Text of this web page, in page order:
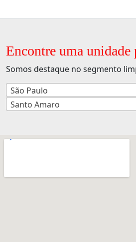
Encontre uma unidade
Somos destaque no segmento
São Paulo
Santo Amaro